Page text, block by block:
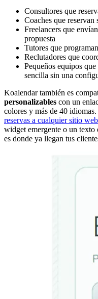
Consultores que
Coaches que reservan
Freelancers que
propuesta
Tutores que
Reclutadores que
Pequeños equipos
sencilla sin una
Koalendar también es
personalizables con un
colores y más de 40 idiomas.
reservas a cualquier sitio web
widget emergente o un
es donde ya llegan tus